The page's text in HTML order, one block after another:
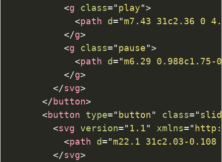
<g class="play">
<path d="m7.43 31c2.36 0
</g>
<g class="pause">
<path d="m6.29
</g>
</svg>
</button>
<button type="button" class="
<svg version=" 1.1" xmlns="
<path d="m22.1 31c2.03-
</svg>